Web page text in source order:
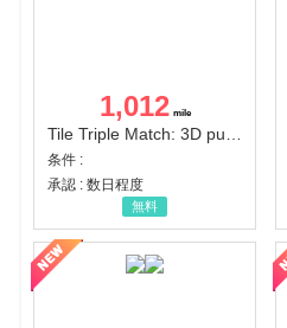
1,012
Tile Triple Match: 3D puzzle
条件 :
承認 : 数日程度
無料